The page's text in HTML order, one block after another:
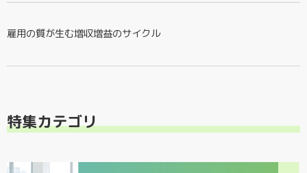
雇用の質が生む増収増益のサイクル
特集カテゴリ